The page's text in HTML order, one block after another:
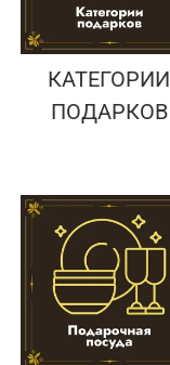
КАТЕГОРИИ
ПОДАРКОВ